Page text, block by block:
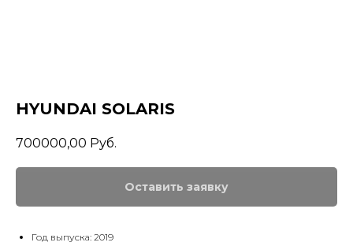
HYUNDAI SOLARIS
700000,00 Руб.
Оставить заявку
Год выпуска: 2019